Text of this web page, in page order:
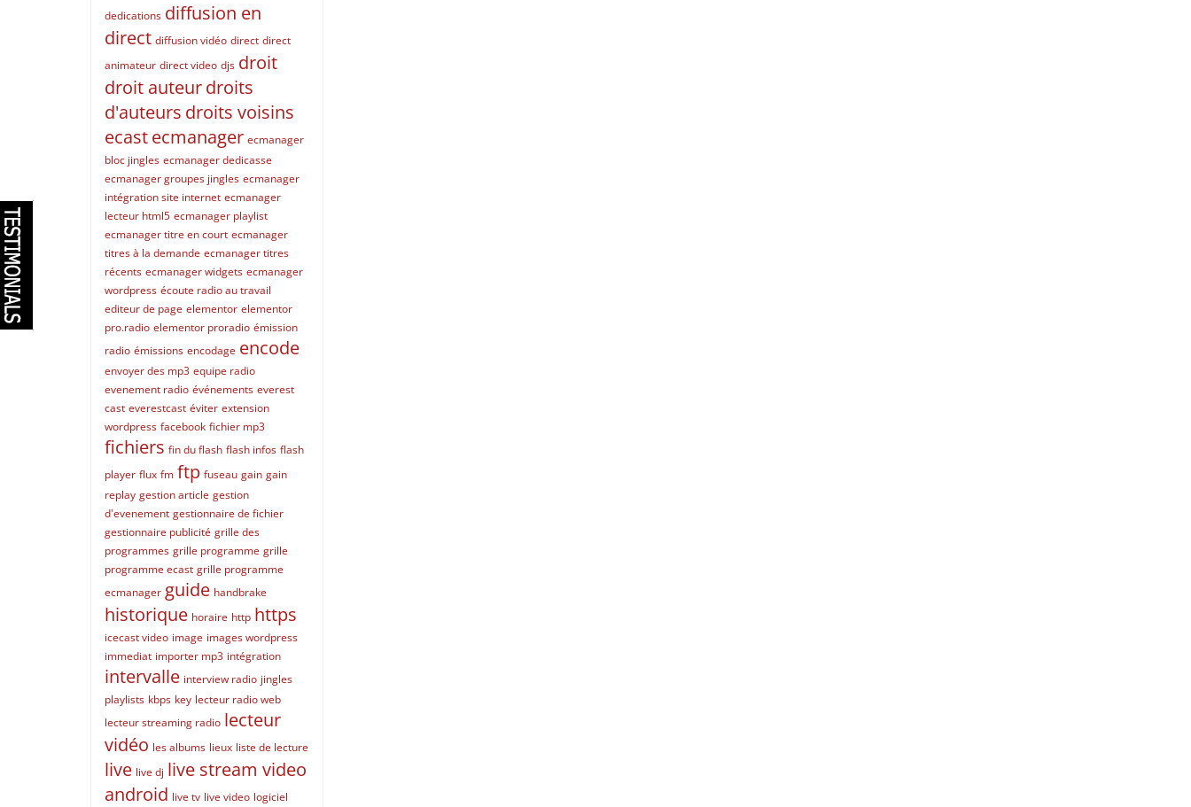
dedications diffusion en
direct diffusion vidéo direct direct
animateur direct video djs droit
droit auteurdroits
d'auteurs droits voisins
ecastecmanager ecmanager
bloc jingles ecmanager dedicasse
ecmanager groupes jingles ecmanager
intégration site internet ecmanager
lecteur html5 ecmanager playlist
ecmanager titre en court ecmanager
titres à la demande ecmanager titres
récents ecmanager widgets ecmanager
wordpress écoute radio au travail
editeur de page elementor elementor
pro.radio elementor proradio émission
radio émissions encodage encode
envoyer des mp3 equipe radio
evenement radio événements everest
cast everestcast éviter extension
wordpress facebook fichier mp3
fichiers fin du flash flash infos flash
player flux fm ftp fuseau gain gain
replay gestion article gestion
d'evenement gestionnaire de fichier
gestionnaire publicité grille des
programmes grille programme grille
programme ecast grille programme
ecmanager guide handbrake
historique horaire http https
icecast video image images wordpress
immediat importer mp3 intégration
intervalle interview radio jingles
playlists kbps key lecteur radio web
lecteur streaming radio lecteur
vidéo les albums lieux liste de lecture
live live dj live stream video
android live tv live video logiciel